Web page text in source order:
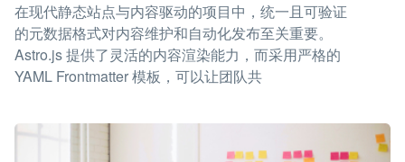
在现代静态站点与内容驱动的项目中，统一且可验证
的元数据格式对内容维护和自动化发布至关重要。
Astro.js 提供了灵活的内容渲染能力，而采用严格的
YAML Frontmatter 模板，可以让团队共